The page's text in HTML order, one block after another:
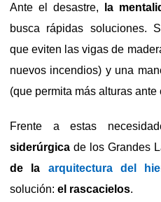
Ante el desastre,
la
busca rápidas soluciones.
que eviten las vigas de
nuevos incendios) y una
(que permita más alturas
Frente a estas
siderúrgica de los Grandes
de la arquitectura del
solución: el rascacielos.